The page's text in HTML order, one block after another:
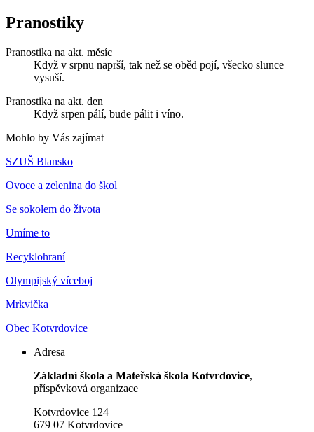
Pranostiky
Pranostika na akt. měsíc
Když v srpnu naprší, tak než se oběd pojí, všecko slunce
vysuší.
Pranostika na akt. den
Když srpen pálí, bude pálit i víno.
Mohlo by Vás zajímat
SZUŠ Blansko
Ovoce a zelenina do škol
Se sokolem do života
Umíme to
Recyklohraní
Olympijský víceboj
Mrkvička
Obec Kotvrdovice
Adresa
Základní škola a Mateřská škola Kotvrdovice,
příspěvková organizace
Kotvrdovice 124
679 07 Kotvrdovice